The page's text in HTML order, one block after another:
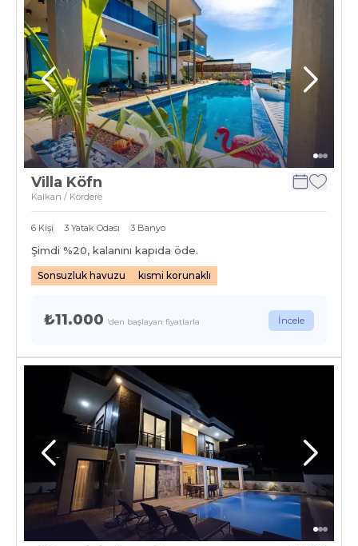
Villa Köfn
Kalkan / Kördere
6 Kişi 3 Yatak Odası 3 Banyo
Şimdi %20, kalanını kapıda öde.
Sonsuzluk havuzu kısmi korunaklı
₺11.000 'den başlayan fiyatlarla İncele